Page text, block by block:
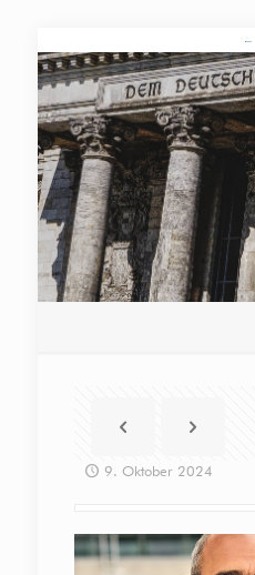
9. Oktober 2024